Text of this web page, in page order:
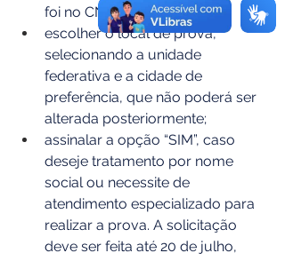
foi no CNU 2024;
escolher o local de prova,
selecionando a unidade
federativa e a cidade de
preferência, que não poderá ser
alterada posteriormente;
assinalar a opção “SIM”, caso
deseje tratamento por nome
social ou necessite de
atendimento especializado para
realizar a prova. A solicitação
deve ser feita até 20 de julho,